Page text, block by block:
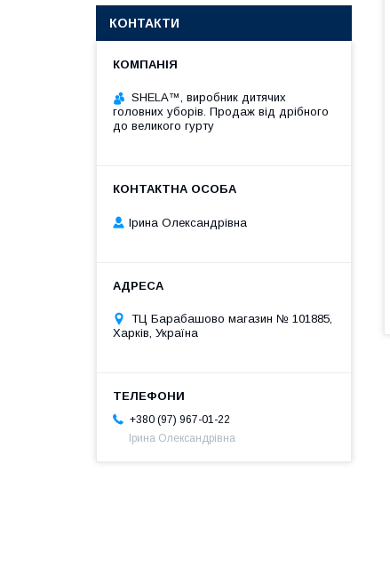
КОНТАКТИ
SHELA™, виробник дитячих
головних уборів. Продаж від дрібного
до великого гурту
Ірина Олександрівна
ТЦ Барабашово магазин № 101885,
Харків, Україна
+380 (97) 967-01-22
Ірина Олександрівна